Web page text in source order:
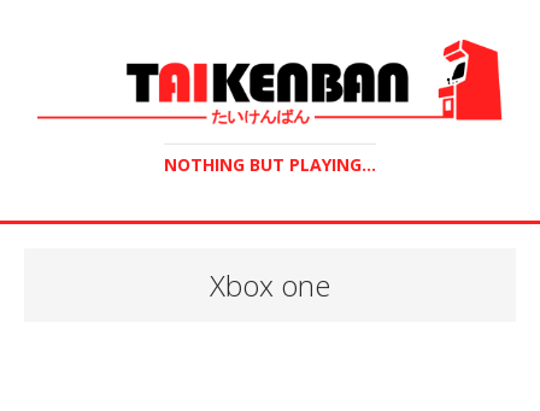
NOTHING BUT PLAYING...
Xbox one